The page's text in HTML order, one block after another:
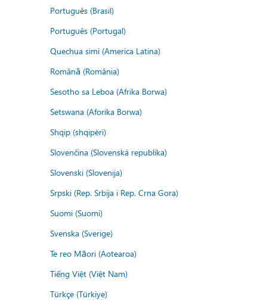
Português (Brasil)
Português (Portugal)
Quechua simi (America Latina)
Română (România)
Sesotho sa Leboa (Afrika Borwa)
Setswana (Aforika Borwa)
Shqip (shqipëri)
Slovenčina (Slovenská republika)
Slovenski (Slovenija)
Srpski (Rep. Srbija i Rep. Crna Gora)
Suomi (Suomi)
Svenska (Sverige)
Te reo Māori (Aotearoa)
Tiếng Việt (Việt Nam)
Türkçe (Türkiye)